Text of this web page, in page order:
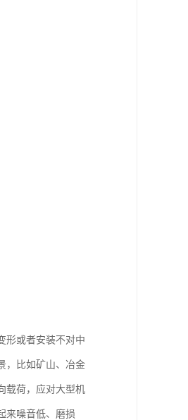
形或者安装不对中
，比如矿山、冶金
载荷，应对大型机
来噪音低、磨损